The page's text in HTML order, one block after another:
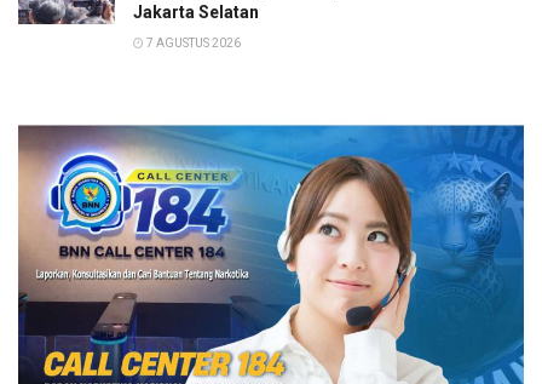
Jakarta Selatan
7 AGUSTUS 2026